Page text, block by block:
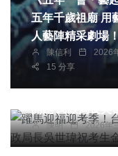
五年千歲祖廟 用
人藝陣精采劇場
陳信利 2026
15 分享
社會
躍馬迎福迎考季
陳明 2026年